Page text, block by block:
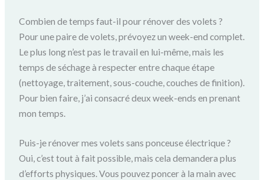
Combien de temps faut-il pour rénover des volets ?
Pour une paire de volets, prévoyez un week-end complet.
Le plus long n’est pas le travail en lui-même, mais les
temps de séchage à respecter entre chaque étape
(nettoyage, traitement, sous-couche, couches de finition).
Pour bien faire, j’ai consacré deux week-ends en prenant
mon temps.
Puis-je rénover mes volets sans ponceuse électrique ?
Oui, c’est tout à fait possible, mais cela demandera plus
d’efforts physiques. Vous pouvez poncer à la main avec